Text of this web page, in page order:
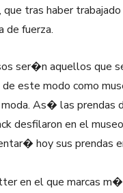
tras haber
de fuerza.
ser�n aquellos que
este modo como
As� las prendas
desfilaron en el
hoy sus prendas
en el que marcas